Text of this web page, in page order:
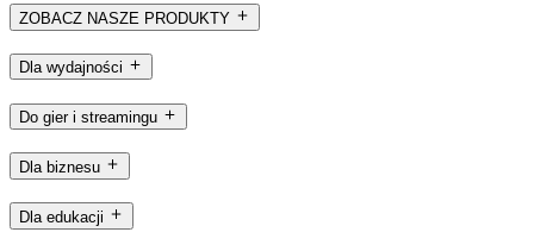
ZOBACZ NASZE PRODUKTY
Dla wydajności
Do gier i streamingu
Dla biznesu
Dla edukacji